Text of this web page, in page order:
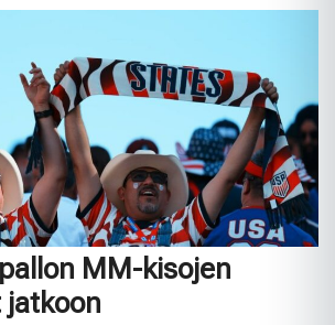
MM-kisojen
jatkoon